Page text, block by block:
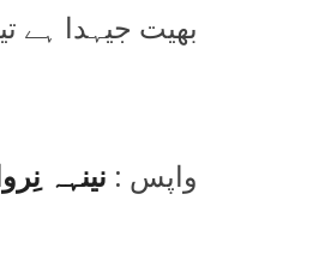
بھیت جیہدا ہے
واپس : نینہہ